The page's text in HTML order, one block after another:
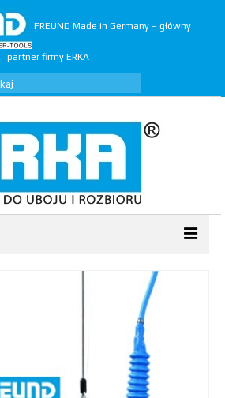
FREUND Made in Germany – główny
partner firmy ERKA